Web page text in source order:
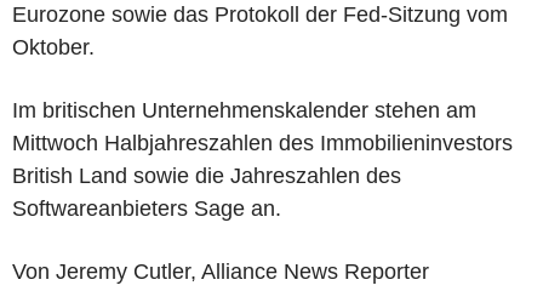
Eurozone sowie das Protokoll der Fed-Sitzung vom
Oktober.
Im britischen Unternehmenskalender stehen am
Mittwoch Halbjahreszahlen des Immobilieninvestors
British Land sowie die Jahreszahlen des
Softwareanbieters Sage an.
Von Jeremy Cutler, Alliance News Reporter